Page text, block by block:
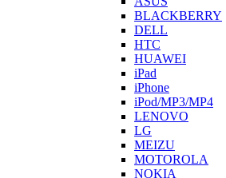
BLACKBERRY
DELL
HTC
HUAWEI
iPad
iPhone
iPod/MP3/MP4
LENOVO
LG
MEIZU
MOTOROLA
NOKIA